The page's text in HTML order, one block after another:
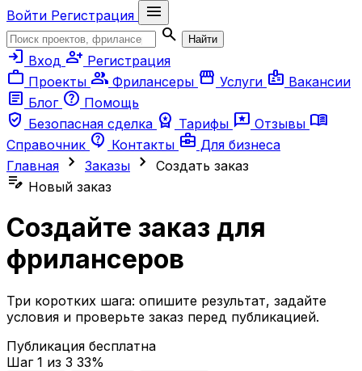
Войти Регистрация
menu
search
Найти
login Вход person_add Регистрация
work Проекты group Фрилансеры storefront Услуги badge Вакансии
article Блог help Помощь
verified_user Безопасная сделка workspace_premium Тарифы reviews Отзывы menu_book
Справочник contact_support Контакты business_center Для бизнеса
Главная chevron_right Заказы chevron_right Создать заказ
edit_note Новый заказ
Создайте заказ для
фрилансеров
Три коротких шага: опишите результат, задайте
условия и проверьте заказ перед публикацией.
Публикация бесплатна
Шаг 1 из 3 33%